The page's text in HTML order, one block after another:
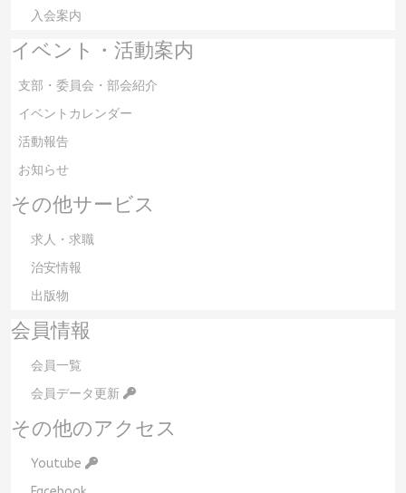
入会案内
イベント・活動案内
支部・委員会・部会紹介
イベントカレンダー
活動報告
お知らせ
その他サービス
求人・求職
治安情報
出版物
会員情報
会員一覧
会員データ更新
その他のアクセス
Youtube